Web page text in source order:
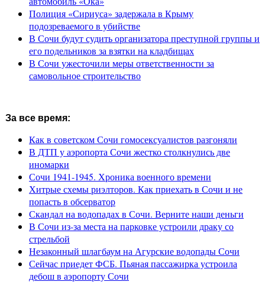
Полиция «Сириуса» задержала в Крыму
подозреваемого в убийстве
В Сочи будут судить организатора преступной группы и
его подельников за взятки на кладбищах
В Сочи ужесточили меры ответственности за
самовольное строительство
За все время:
Как в советском Сочи гомосексуалистов разгоняли
В ДТП у аэропорта Сочи жестко столкнулись две
иномарки
Сочи 1941-1945. Хроника военного времени
Хитрые схемы риэлторов. Как приехать в Сочи и не
попасть в обсерватор
Скандал на водопадах в Сочи. Верните наши деньги
В Сочи из-за места на парковке устроили драку со
стрельбой
Незаконный шлагбаум на Агурские водопады Сочи
Сейчас приедет ФСБ. Пьяная пассажирка устроила
дебош в аэропорту Сочи